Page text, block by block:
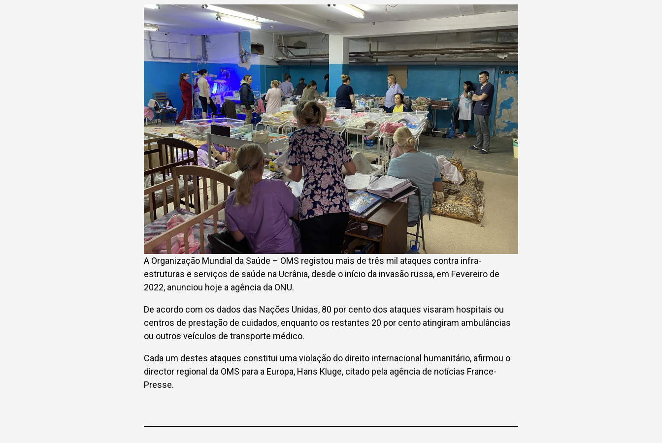
A Organização Mundial da Saúde – OMS registou mais de três mil ataques contra infra-
estruturas e serviços de saúde na Ucrânia, desde o início da invasão russa, em Fevereiro de
2022, anunciou hoje a agência da ONU.
De acordo com os dados das Nações Unidas, 80 por cento dos ataques visaram hospitais ou
centros de prestação de cuidados, enquanto os restantes 20 por cento atingiram ambulâncias
ou outros veículos de transporte médico.
Cada um destes ataques constitui uma violação do direito internacional humanitário, afirmou o
director regional da OMS para a Europa, Hans Kluge, citado pela agência de notícias France-
Presse.